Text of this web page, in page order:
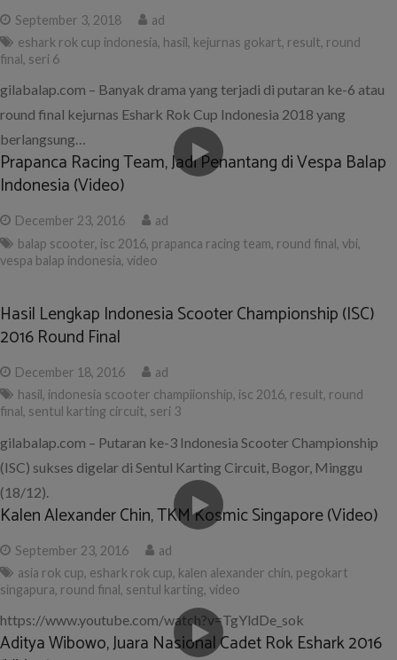
September 3, 2018
ad
eshark rok cup indonesia, hasil, kejurnas gokart, result, round
final, seri 6
gilabalap.com – Banyak drama yang terjadi di putaran ke-6 atau
round final kejurnas Eshark Rok Cup Indonesia 2018 yang
berlangsung…
Prapanca Racing Team, Jadi Penantang di Vespa Balap
Indonesia (Video)
December 23, 2016
ad
balap scooter, isc 2016, prapanca racing team, round final, vbi,
vespa balap indonesia, video
Hasil Lengkap Indonesia Scooter Championship (ISC)
2016 Round Final
December 18, 2016
ad
hasil, indonesia scooter champiionship, isc 2016, result, round
final, sentul karting circuit, seri 3
gilabalap.com – Putaran ke-3 Indonesia Scooter Championship
(ISC) sukses digelar di Sentul Karting Circuit, Bogor, Minggu
(18/12).
Kalen Alexander Chin, TKM Kosmic Singapore (Video)
September 23, 2016
ad
asia rok cup, eshark rok cup, kalen alexander chin, pegokart
singapura, round final, sentul karting, video
https://www.youtube.com/watch?v=TgYldDe_sok
Aditya Wibowo, Juara Nasional Cadet Rok Eshark 2016